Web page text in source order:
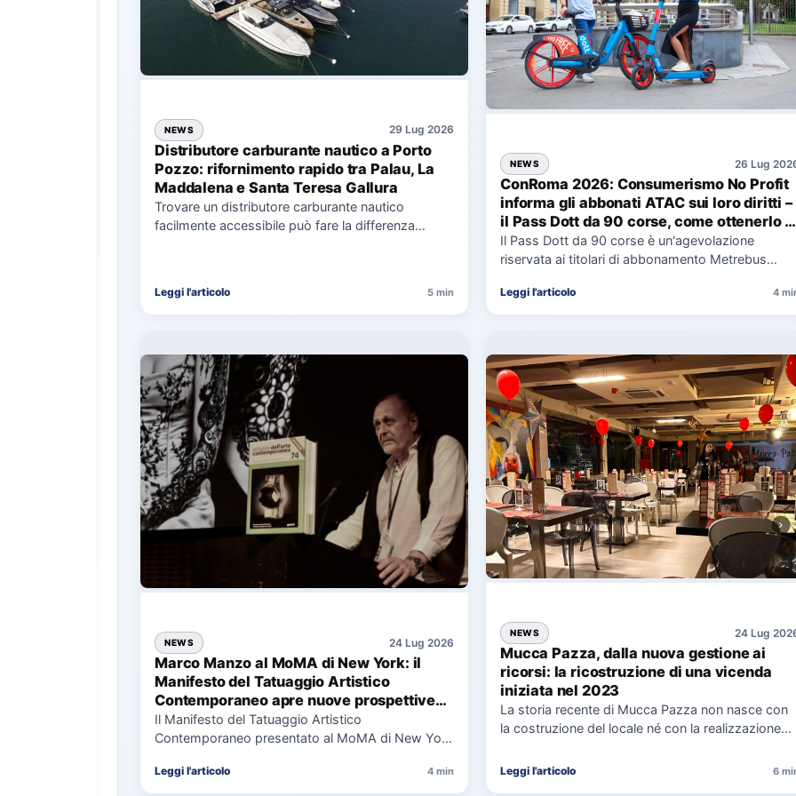
NEWS 29 Lug 2026
Distributore carburante nautico a Porto
Pozzo: rifornimento rapido tra Palau, La
Maddalena e Santa Teresa Gallura
Trovare un distributore carburante nautico
facilmente accessibile può fare la differenza
Leggi l'articolo 5 min
NEWS 26 Lug
ConRoma 2026: Consumerismo No Profit
informa gli abbonati ATAC sui loro diritti –
il Pass Dott da 90 corse, come ottenerlo e
cosa spetta in caso di disservizi
Il Pass Dott da 90 corse è un'agevolazione
riservata ai titolari di abbonamento Metrebus
Leggi l'articolo 4
NEWS 24 Lug 2026
Marco Manzo al MoMA di New York: il
Manifesto del Tatuaggio Artistico
Contemporaneo apre nuove prospettive
per il collezionismo
Il Manifesto del Tatuaggio Artistico
Contemporaneo presentato al MoMA di New York
Leggi l'articolo 4 min
NEWS 24 Lug
Mucca Pazza, dalla nuova gestione ai
ricorsi: la ricostruzione di una vicenda
iniziata nel 2023
La storia recente di Mucca Pazza non nasce con
la costruzione del locale né con la realizzazione
Leggi l'articolo 6